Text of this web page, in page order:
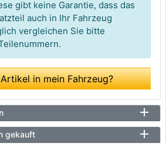
gibt keine Garantie, dass das
auch in Ihr Fahrzeug
vergleichen Sie bitte
in mein Fahrzeug?
gekauft